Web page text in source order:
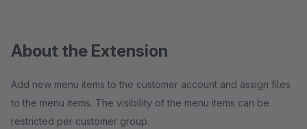
About the Extension
Add new menu items to the customer account and assign files
to the menu items. The visibility of the menu items can be
restricted per customer group.